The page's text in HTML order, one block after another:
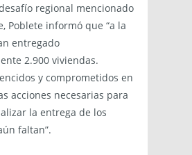
regional mencionado
Poblete informó que “a la
entregado
2.900 viviendas.
y comprometidos en
acciones necesarias para
la entrega de los
faltan”.